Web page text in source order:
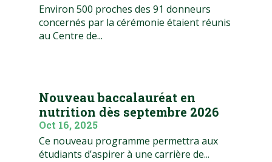
Environ 500 proches des 91 donneurs
concernés par la cérémonie étaient réunis
au Centre de...
Nouveau baccalauréat en
nutrition dès septembre 2026
Oct 16, 2025
Ce nouveau programme permettra aux
étudiants d’aspirer à une carrière de...